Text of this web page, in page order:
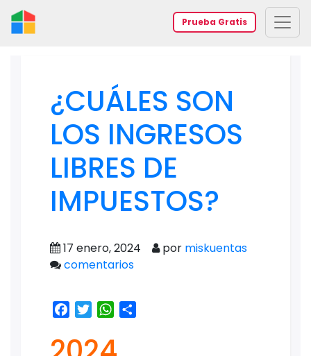
Prueba Gratis
¿CUÁLES SON
LOS INGRESOS
LIBRES DE
IMPUESTOS?
17 enero, 2024 por miskuentas
comentarios
Facebook
TwitterWhatsApp